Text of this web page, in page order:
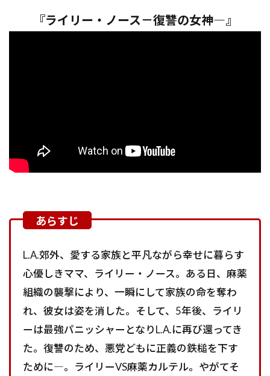
『ライリー・ノース－復讐の女神―』
L.A.郊外、愛する家族と平凡ながら幸せに暮らす
心優しきママ、ライリー・ノース。ある日、麻薬
組織の襲撃により、一瞬にして家族の命を奪わ
れ、彼女は姿を消した。そして、5年後、ライリ
ーは最強パニッシャーとなりL.A.に再び還ってき
た。復讐のため、悪党どもに正義の鉄槌を下す
ために―。ライリーVS麻薬カルテル。やがてそ